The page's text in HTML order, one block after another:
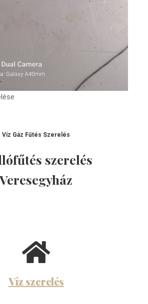
Víz Gáz Fűtés Szerelés
szerelés
Veresegyház
Víz szerelés